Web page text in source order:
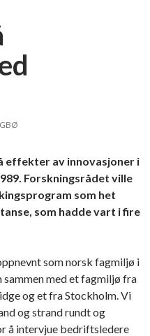
effekter av innovasjoner i
Forskningsrådet ville
som het
som hadde vart i fire
som norsk fagmiljø i
sammen med et fagmiljø fra
og et fra Stockholm. Vi
og strand rundt og
å intervjue bedriftsledere